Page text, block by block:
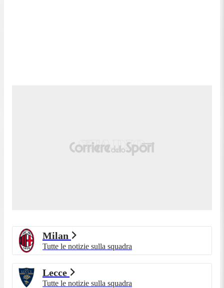
Milan
Tutte le notizie sulla squadra
Lecce
Tutte le notizie sulla squadra